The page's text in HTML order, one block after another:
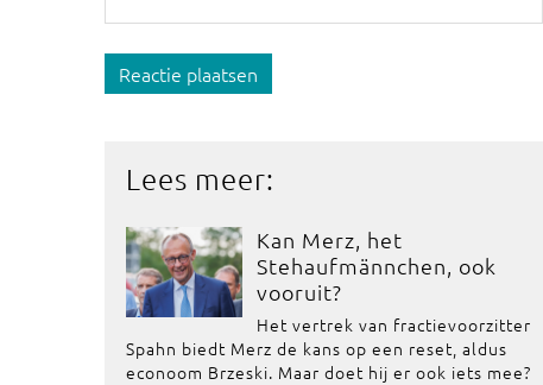
Reactie plaatsen
Lees meer:
Kan Merz, het
Stehaufmännchen, ook
vooruit?
Het vertrek van fractievoorzitter
Spahn biedt Merz de kans op een reset, aldus
econoom Brzeski. Maar doet hij er ook iets mee?